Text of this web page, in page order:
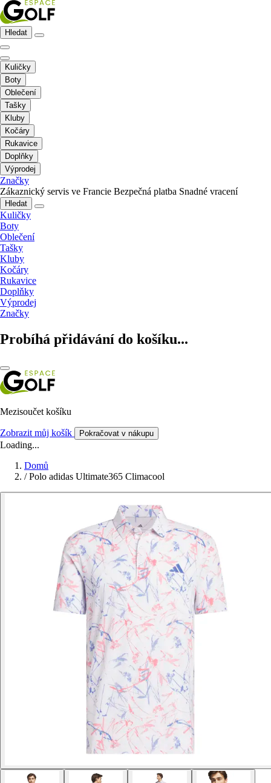
Hledat
Kuličky
Boty
Oblečení
Tašky
Kluby
Kočáry
Rukavice
Doplňky
Výprodej
Značky
Zákaznický servis ve Francie Bezpečná platba Snadné vracení
Hledat
Kuličky
Boty
Oblečení
Tašky
Kluby
Kočáry
Rukavice
Doplňky
Výprodej
Značky
Probíhá přidávání do košíku...
Mezisoučet košíku
Zobrazit můj košík Pokračovat v nákupu
Loading...
Domů
/ Polo adidas Ultimate365 Climacool